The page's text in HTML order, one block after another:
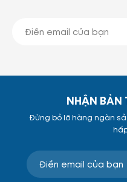
NHẬN
Đừng bỏ lỡ hàng ngàn